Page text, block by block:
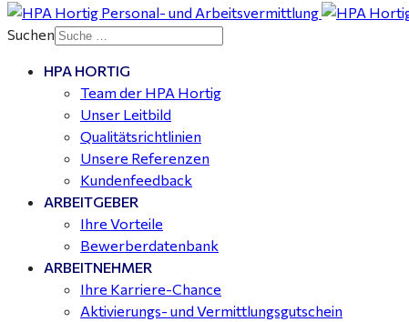
Suchen
HPA HORTIG
Team der HPA Hortig
Unser Leitbild
Qualitätsrichtlinien
Unsere Referenzen
Kundenfeedback
ARBEITGEBER
Ihre Vorteile
Bewerberdatenbank
ARBEITNEHMER
Ihre Karriere-Chance
Aktivierungs- und Vermittlungsgutschein